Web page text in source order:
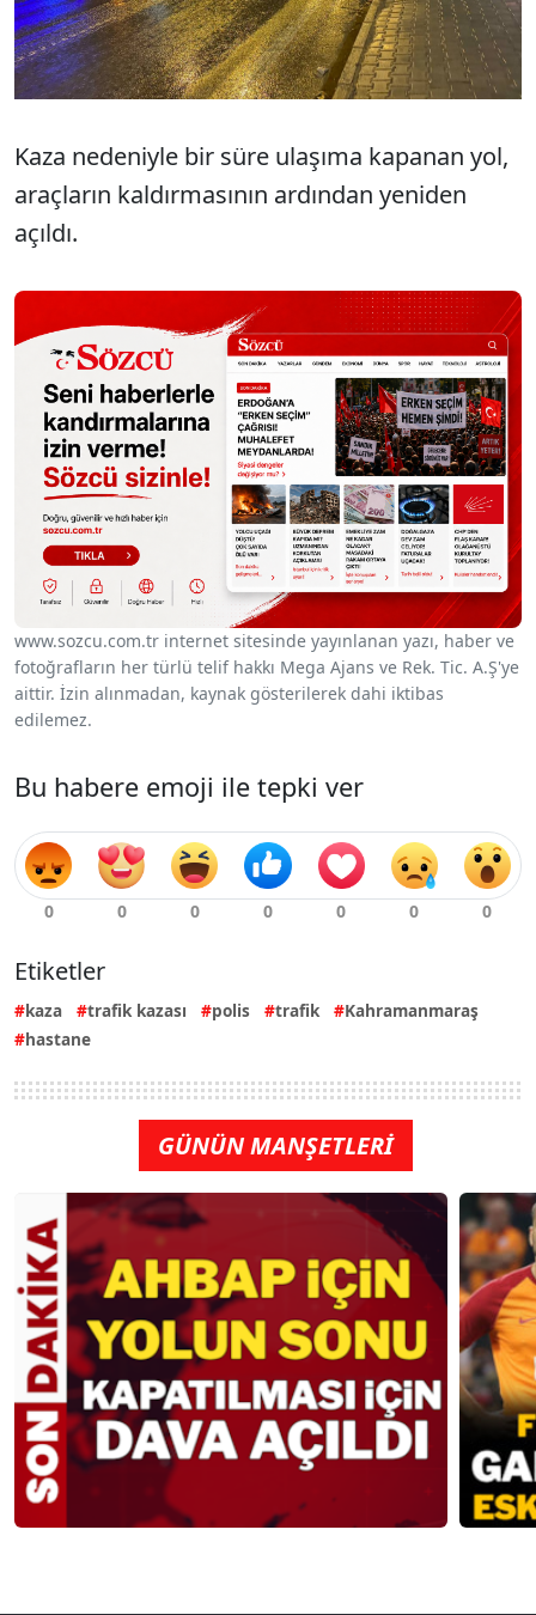
Kaza nedeniyle bir süre ulaşıma kapanan yol,
araçların kaldırmasının ardından yeniden
açıldı.
www.sozcu.com.tr internet sitesinde yayınlanan yazı, haber ve
fotoğrafların her türlü telif hakkı Mega Ajans ve Rek. Tic. A.Ş'ye
aittir. İzin alınmadan, kaynak gösterilerek dahi iktibas
edilemez.
Bu habere emoji ile tepki ver
Etiketler
kaza trafik kazası polis trafik
Kahramanmaraş
hastane
GÜNÜN MANŞETLERİ